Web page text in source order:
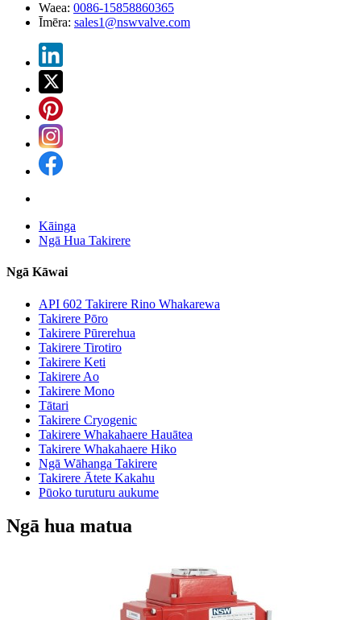
Waea: 0086-15858860365
Īmēra: sales1@nswvalve.com
Kāinga
Ngā Hua Takirere
Ngā Kāwai
API 602 Takirere Rino Whakarewa
Takirere Pōro
Takirere Pūrerehua
Takirere Tirotiro
Takirere Keti
Takirere Ao
Takirere Mono
Tātari
Takirere Cryogenic
Takirere Whakahaere Hauātea
Takirere Whakahaere Hiko
Ngā Wāhanga Takirere
Takirere Ātete Kakahu
Pūoko turuturu aukume
Ngā hua matua